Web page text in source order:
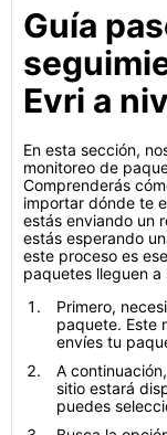
Guía
Evri a
En esta sección,
monitoreo de
Comprenderás
importar dónde te
estás enviando un
estás esperando
este proceso es
paquetes lleguen
Primero,
paquete. Este
envíes tu
A
sitio estará
puedes